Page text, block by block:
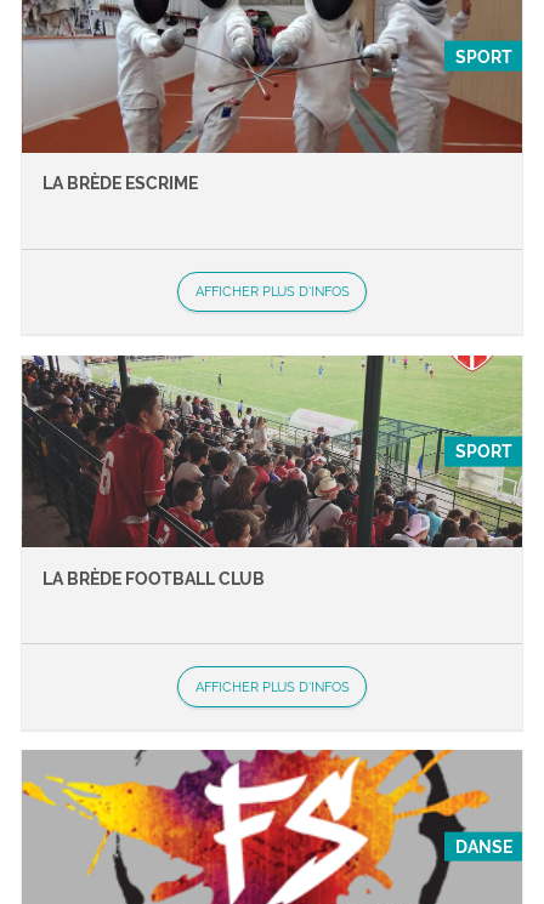
SPORT
LA BRÈDE ESCRIME
AFFICHER PLUS D'INFOS
SPORT
LA BRÈDE FOOTBALL CLUB
AFFICHER PLUS D'INFOS
DANSE